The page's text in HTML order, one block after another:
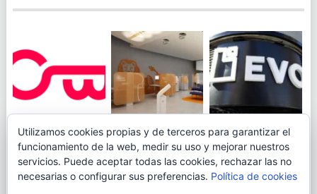
JUEGA AL
CANICÓDROMO
DIGITAL DE
OPENBANK
ING TOCA SUELO EN
LA RENTABILIDAD
DE SU CUENTA
NARANJA: 0,01% TAE
EVO BANK
PERMITIRÁ
INGRESAR DINERO
DESDE LAS OFICINAS
Utilizamos cookies propias y de terceros para garantizar el
funcionamiento de la web, medir su uso y mejorar nuestros
servicios. Puede aceptar todas las cookies, rechazar las no
necesarias o configurar sus preferencias. Política de cookies